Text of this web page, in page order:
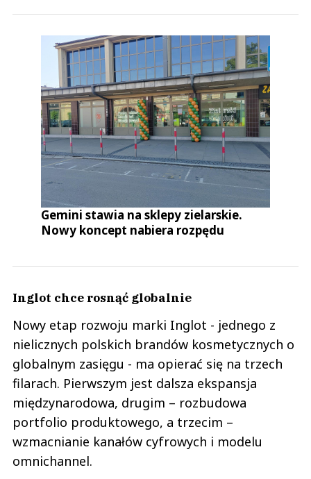
Gemini stawia na sklepy zielarskie.
Nowy koncept nabiera rozpędu
Inglot chce rosnąć globalnie
Nowy etap rozwoju marki Inglot - jednego z
nielicznych polskich brandów kosmetycznych o
globalnym zasięgu - ma opierać się na trzech
filarach. Pierwszym jest dalsza ekspansja
międzynarodowa, drugim – rozbudowa
portfolio produktowego, a trzecim –
wzmacnianie kanałów cyfrowych i modelu
omnichannel.